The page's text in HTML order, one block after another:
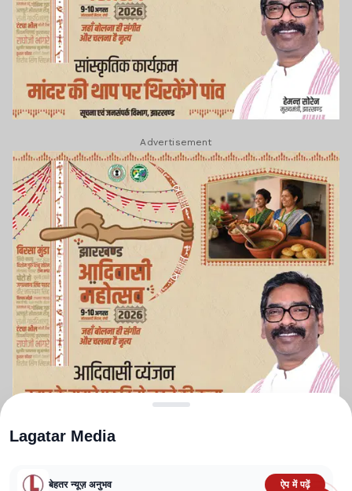
Advertisement
Lagatar Media
बेहतर न्यूज़ अनुभव ऐप में पढ़ें